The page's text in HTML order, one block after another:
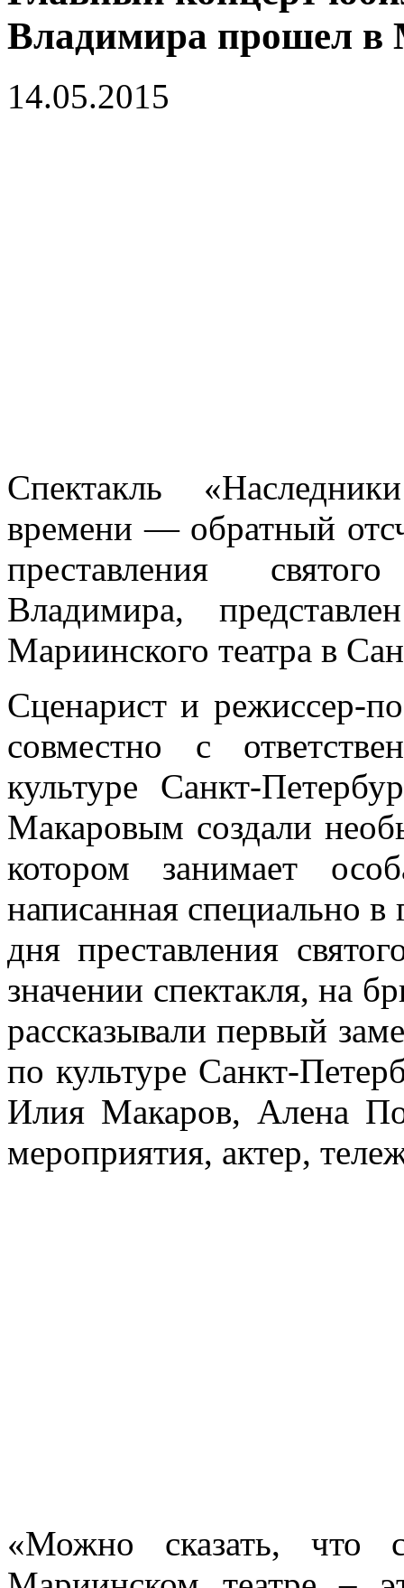
Владимира прошел в
14.05.2015
Спектакль
времени — обратный
преставления
Владимира,
Мариинского театра в
Сценарист и режиссер-
совместно с
культуре Санкт-
Макаровым создали
котором занимает
написанная специально в
дня преставления
значении спектакля, на
рассказывали первый
по культуре Санкт-
Илия Макаров, Алена
мероприятия, актер,
«Можно сказать, что